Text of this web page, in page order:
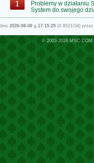
Problemy w działaniu
System do swojego
2026-08-08g.17:15:29(0.9521/34)
© 2003-2026